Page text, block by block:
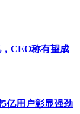
CEO称有望成
亿用户彰显强劲